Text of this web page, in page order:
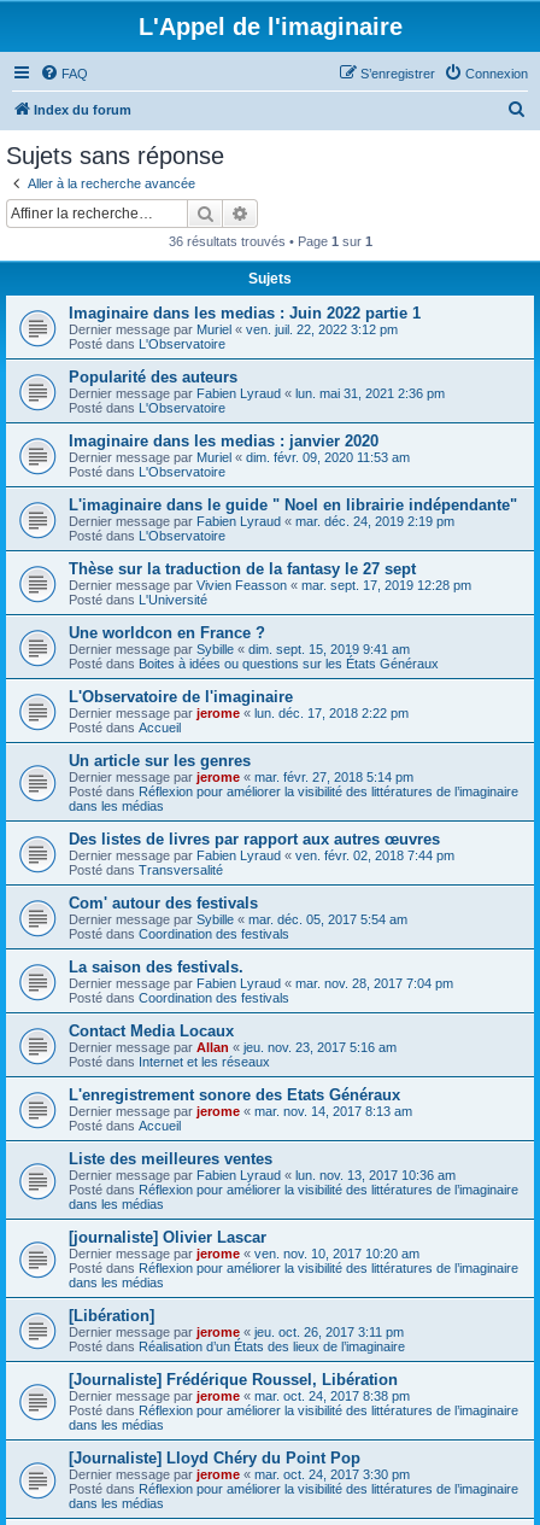
L'Appel de l'imaginaire
FAQ Connexion
S’enregistrer
Index du forum
Sujets sans réponse
Aller à la recherche avancée
Rechercher
36 résultats trouvés • Page 1 sur 1
Sujets
Imaginaire dans les medias : Juin 2022 partie 1
Dernier message par Muriel « ven. juil. 22, 2022 3:12 pm
Posté dans L'Observatoire
Popularité des auteurs
Dernier message par Fabien Lyraud « lun. mai 31, 2021 2:36 pm
Posté dans L'Observatoire
Imaginaire dans les medias : janvier 2020
Dernier message par Muriel « dim. févr. 09, 2020 11:53 am
Posté dans L'Observatoire
L'imaginaire dans le guide " Noel en librairie indépendante"
Dernier message par Fabien Lyraud « mar. déc. 24, 2019 2:19 pm
Posté dans L'Observatoire
Thèse sur la traduction de la fantasy le 27 sept
Dernier message par Vivien Feasson « mar. sept. 17, 2019 12:28 pm
Posté dans L'Université
Une worldcon en France ?
Dernier message par Sybille « dim. sept. 15, 2019 9:41 am
Posté dans Boites à idées ou questions sur les États Généraux
L'Observatoire de l'imaginaire
Dernier message par jerome « lun. déc. 17, 2018 2:22 pm
Posté dans Accueil
Un article sur les genres
Dernier message par jerome « mar. févr. 27, 2018 5:14 pm
Posté dans Réflexion pour améliorer la visibilité des littératures de l’imaginaire
dans les médias
Des listes de livres par rapport aux autres œuvres
Dernier message par Fabien Lyraud « ven. févr. 02, 2018 7:44 pm
Posté dans Transversalité
Com' autour des festivals
Dernier message par Sybille « mar. déc. 05, 2017 5:54 am
Posté dans Coordination des festivals
La saison des festivals.
Dernier message par Fabien Lyraud « mar. nov. 28, 2017 7:04 pm
Posté dans Coordination des festivals
Contact Media Locaux
Dernier message par Allan « jeu. nov. 23, 2017 5:16 am
Posté dans Internet et les réseaux
L'enregistrement sonore des Etats Généraux
Dernier message par jerome « mar. nov. 14, 2017 8:13 am
Posté dans Accueil
Liste des meilleures ventes
Dernier message par Fabien Lyraud « lun. nov. 13, 2017 10:36 am
Posté dans Réflexion pour améliorer la visibilité des littératures de l’imaginaire
dans les médias
[journaliste] Olivier Lascar
Dernier message par jerome « ven. nov. 10, 2017 10:20 am
Posté dans Réflexion pour améliorer la visibilité des littératures de l’imaginaire
dans les médias
[Libération]
Dernier message par jerome « jeu. oct. 26, 2017 3:11 pm
Posté dans Réalisation d’un États des lieux de l’imaginaire
[Journaliste] Frédérique Roussel, Libération
Dernier message par jerome « mar. oct. 24, 2017 8:38 pm
Posté dans Réflexion pour améliorer la visibilité des littératures de l’imaginaire
dans les médias
[Journaliste] Lloyd Chéry du Point Pop
Dernier message par jerome « mar. oct. 24, 2017 3:30 pm
Posté dans Réflexion pour améliorer la visibilité des littératures de l’imaginaire
dans les médias